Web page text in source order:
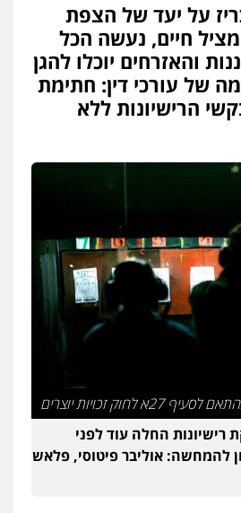
פשיעה חמורה מעצרים וחקירות
– משרד עורכי דין
פשיעה כלכלית צווארון לבן
בטחוני
גונן
פשע חמור תעבורה צבא מעצרים
– משרד עורך דין פלילי
פשיעה חמורה סמים מעצרים
על יעד של הצפת
חיים, נעשה הכל
והאזרחים יוכלו להגן
של עורכי דין: חתימת
הרישיונות ללא
לחוק זכויות יוצרים
רישיונות החלה עוד לפני
להמחשה: אוליבר פיטוסי, פלאש